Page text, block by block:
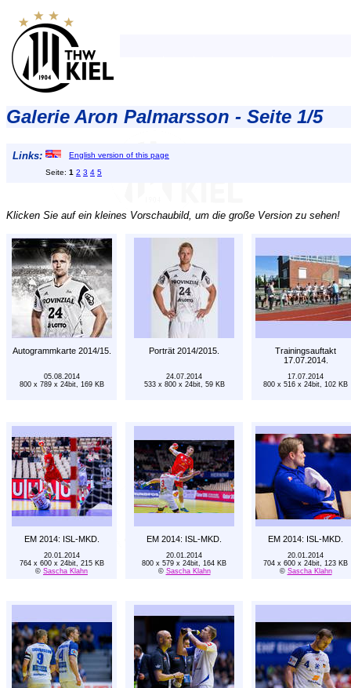
Galerie Aron Palmarsson - Seite 1/5
Links:
English version of this page
Seite: 1 2 3 4 5
Klicken Sie auf ein kleines Vorschaubild, um die große Version zu sehen!
Autogrammkarte 2014/15. Porträt 2014/2015.
Trainingsauftakt
17.07.2014.
05.08.2014
800 x 789 x 24bit, 169 KB
24.07.2014
533 x 800 x 24bit, 59 KB
17.07.2014
800 x 516 x 24bit, 102 KB
EM 2014: ISL-MKD. EM 2014: ISL-MKD. EM 2014: ISL-MKD.
20.01.2014
764 x 600 x 24bit, 215 KB
© Sascha Klahn
20.01.2014
800 x 579 x 24bit, 164 KB
© Sascha Klahn
20.01.2014
704 x 600 x 24bit, 123 KB
© Sascha Klahn